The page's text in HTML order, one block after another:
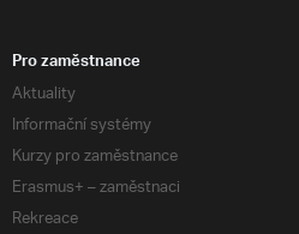
Pro zaměstnance
Aktuality
Informační systémy
Kurzy pro zaměstnance
Erasmus+ – zaměstnaci
Rekreace